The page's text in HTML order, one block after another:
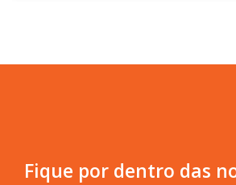
Fique por dentro das